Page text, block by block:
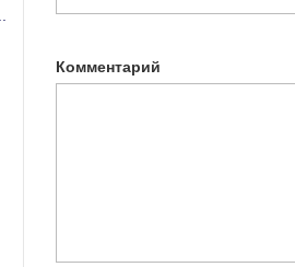
Комментарий